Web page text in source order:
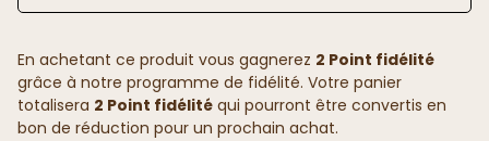
En achetant ce produit vous gagnerez 2 Point fidélité
grâce à notre programme de fidélité. Votre panier
totalisera 2 Point fidélité qui pourront être convertis en
bon de réduction pour un prochain achat.